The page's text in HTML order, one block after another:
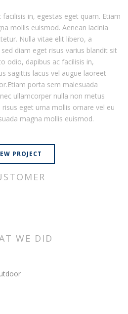
in, egestas eget quam. Etiam
mollis euismod. Aenean lacinia
Nulla vitae elit libero, a
diam eget risus varius blandit sit
odio, dapibus ac facilisis in,
sagittis lacus vel augue laoreet
porta sem malesuada
ullamcorper nulla non metus
eget urna mollis ornare vel eu
magna mollis euismod.
PROJECT
WE DID